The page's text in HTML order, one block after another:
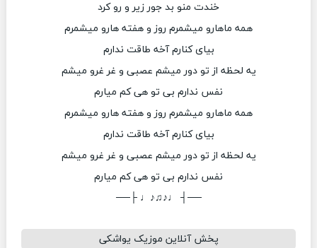
خندت منو بد جور زیر و رو کرد
همه ماهارو میشمرم روز و هفته هارو میشمرم
بیای کنارم آخه طاقت ندارم
یه لحظه از تو دور میشم عصبی و غر غرو میشم
نفس ندارم بی تو هی کم میارم
همه ماهارو میشمرم روز و هفته هارو میشمرم
بیای کنارم آخه طاقت ندارم
یه لحظه از تو دور میشم عصبی و غر غرو میشم
نفس ندارم بی تو هی کم میارم
──┤ ♩♪♫♪♩ ├──
پخش آنلاین موزیک یواشکی